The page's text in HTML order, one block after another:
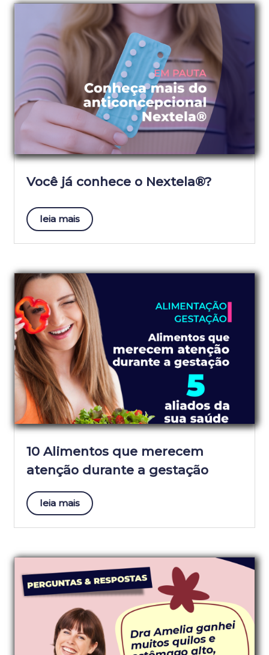
Você já conhece o Nextela®?
leia mais
10 Alimentos que merecem
atenção durante a gestação
leia mais